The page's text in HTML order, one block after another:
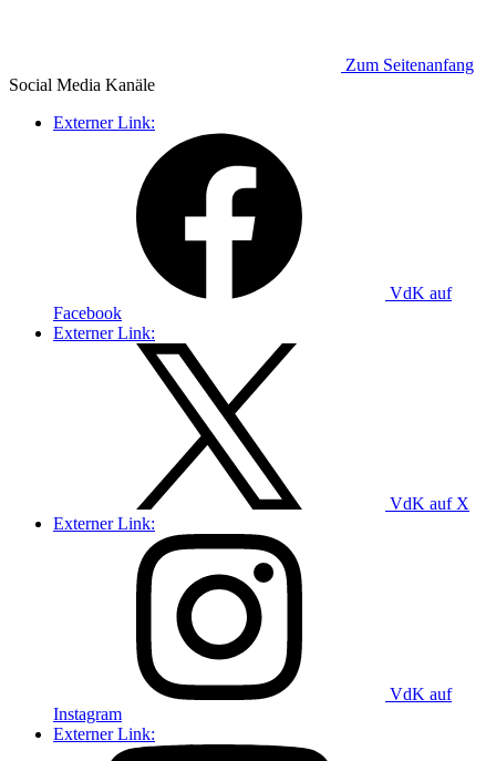
Zum Seitenanfang
Social Media Kanäle
Externer Link:
VdK auf
Facebook
Externer Link:
VdK auf X
Externer Link:
VdK auf
Instagram
Externer Link: